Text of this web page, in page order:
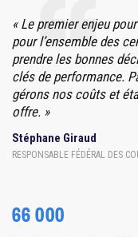
« Le premier enjeu
pour l’ensemble des
prendre les bonnes
clés de performance.
gérons nos coûts et
offre. »
Stéphane Giraud
RESPONSABLE FÉDÉRAL DES
66 000